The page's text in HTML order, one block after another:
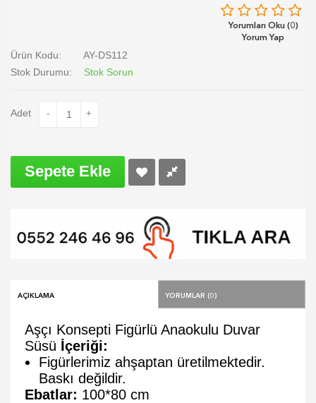
Yorumları Oku (0)
Yorum Yap
Ürün Kodu:
AY-DS112
Stok Durumu:
Stok Sorun
Adet - +
Sepete Ekle
Açıklama Yorumlar (0)
Aşçı Konsepti Figürlü Anaokulu Duvar
Süsü İçeriği:
Figürlerimiz ahşaptan üretilmektedir.
Baskı değildir.
Ebatlar: 100*80 cm